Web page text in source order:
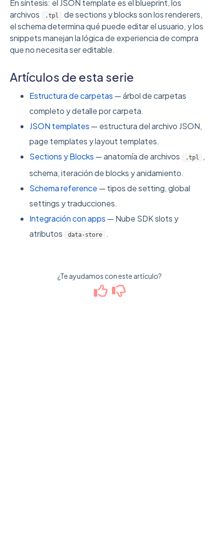
En síntesis: el JSON template es el blueprint, los
archivos
.tpl
de sections y blocks son los renderers,
el schema determina qué puede editar el usuario, y los
snippets manejan la lógica de experiencia de compra
que no necesita ser editable.
Artículos de esta serie
Estructura de carpetas — árbol de carpetas
completo y detalle por carpeta.
JSON templates — estructura del archivo JSON,
page templates y layout templates.
Sections y Blocks — anatomía de archivos .tpl
,
schema, iteración de blocks y anidamiento.
Schema reference — tipos de setting, global
settings y traducciones.
Integración con apps — Nube SDK slots y
atributos
data-store .
¿Te ayudamos con este artículo?